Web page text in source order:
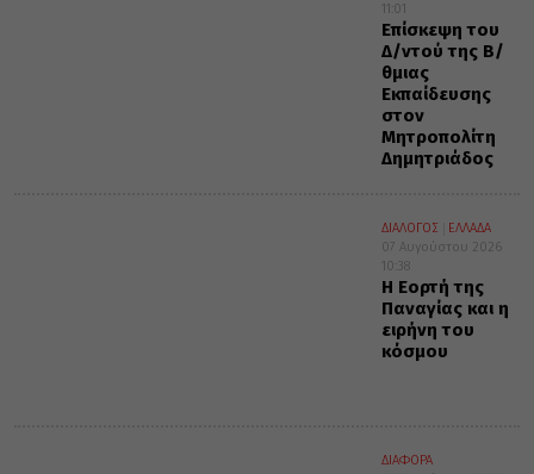
11:01
Επίσκεψη του
Δ/ντού της Β/
θμιας
Εκπαίδευσης
στον
Μητροπολίτη
Δημητριάδος
ΔΙΑΛΟΓΟΣ
ΕΛΛΑΔΑ
07 Αυγούστου 2026
10:38
Η Εορτή της
Παναγίας και η
ειρήνη του
κόσμου
ΔΙΑΦΟΡΑ